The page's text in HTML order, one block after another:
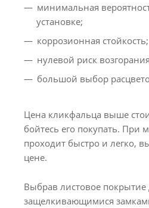
минимальная
установке;
коррозионная стойкость;
нулевой риск
большой выбор
Цена кликфальца выше
бойтесь его покупать. При
проходит быстро и легко,
цене.
Выбрав листовое покрытие
защелкивающимися